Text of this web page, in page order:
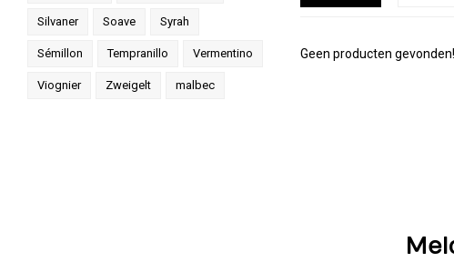
Silvaner Soave Syrah
Sémillon Tempranillo Vermentino
Viognier Zweigelt malbec
Geen producten